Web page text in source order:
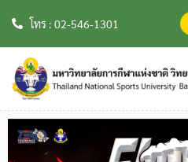
โทร : 02-546-1301